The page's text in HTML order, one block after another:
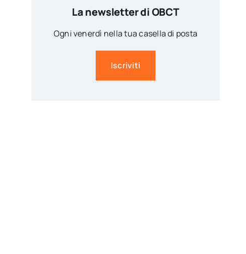
La newsletter di OBCT
Ogni venerdì nella tua casella di posta
Iscriviti